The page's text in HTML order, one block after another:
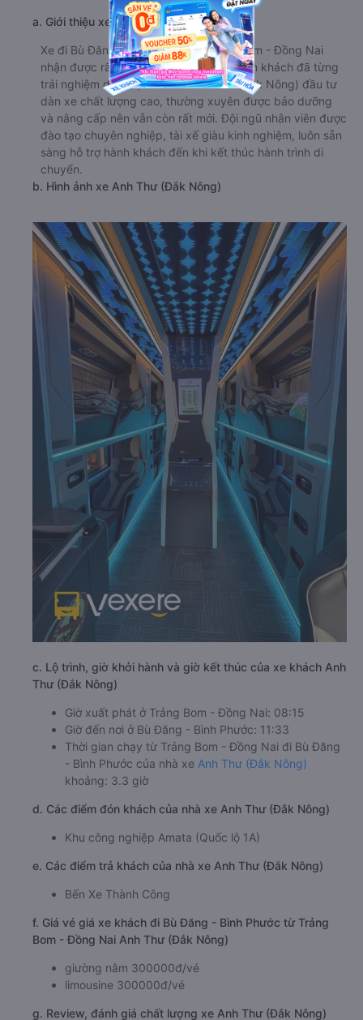
a. Giới thiệu xe Anh Thư (Đắk Nông)
Xe đi Bù Đăng - Bình Phước từ Trảng Bom - Đồng Nai
nhận được rất nhiều đánh giá tốt từ hành khách đã từng
trải nghiệm dịch vụ. Nhà xe Anh Thư (Đắk Nông) đầu tư
dàn xe chất lượng cao, thường xuyên được bảo dưỡng
và nâng cấp nên vẫn còn rất mới. Đội ngũ nhân viên được
đào tạo chuyên nghiệp, tài xế giàu kinh nghiệm, luôn sẵn
sàng hỗ trợ hành khách đến khi kết thúc hành trình di
chuyển.
b. Hình ảnh xe Anh Thư (Đắk Nông)
c. Lộ trình, giờ khởi hành và giờ kết thúc của xe khách Anh
Thư (Đắk Nông)
Giờ xuất phát ở Trảng Bom - Đồng Nai: 08:15
Giờ đến nơi ở Bù Đăng - Bình Phước: 11:33
Thời gian chạy từ Trảng Bom - Đồng Nai đi Bù Đăng
- Bình Phước của nhà xe Anh Thư (Đắk Nông)
khoảng: 3.3 giờ
d. Các điểm đón khách của nhà xe Anh Thư (Đắk Nông)
Khu công nghiệp Amata (Quốc lộ 1A)
e. Các điểm trả khách của nhà xe Anh Thư (Đắk Nông)
Bến Xe Thành Công
f. Giá vé giá xe khách đi Bù Đăng - Bình Phước từ Trảng
Bom - Đồng Nai Anh Thư (Đắk Nông)
giường nằm 300000đ/vé
limousine 300000đ/vé
g. Review, đánh giá chất lượng xe Anh Thư (Đắk Nông)